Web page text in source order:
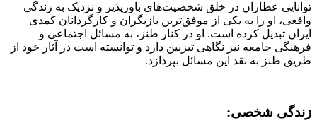
توانایی عطاران در خلق شخصیت‌های باورپذیر و نزدیک به زندگی
واقعی، او را به یکی از موفق‌ترین بازیگران و کارگردانان کمدی
ایران تبدیل کرده است. او در کنار طنز، به مسائل اجتماعی و
فرهنگی جامعه نیز نگاهی تیزبین دارد و توانسته است در آثار خود از
طریق طنز به نقد این مسائل بپردازد.
زندگی شخصی: